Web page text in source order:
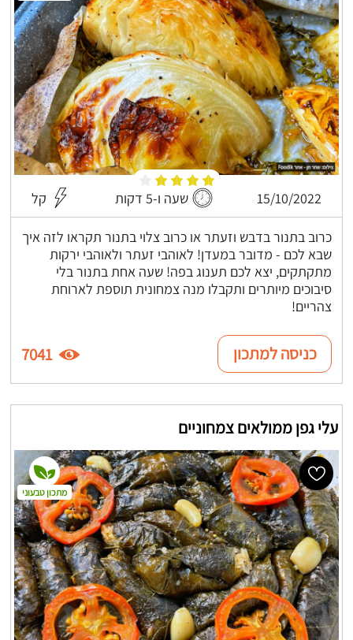
15/10/2022 שעה ו-5 דקות קל
כרוב בתנור בדבש וזעתר או כרוב צלוי בתנור תקראו לזה איך
שבא לכם - מדובר במעדן! לאוהבי זעתר ולאוהבי ירקות
מתקתקים, יצא לכם תענוג בפה! שעה אחת בתנור בלי
סיבוכים מיותרים ותקבלו מנה צמחונית תוספת לארוחת
צהריים!
כניסה למתכון 7041
עלי גפן ממולאים צמחוניים
מתכון טבעוני